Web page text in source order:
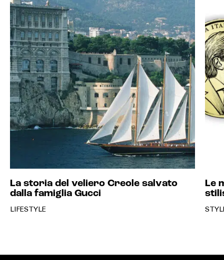
La storia del veliero Creole salvato
dalla famiglia Gucci
LIFESTYLE
Le